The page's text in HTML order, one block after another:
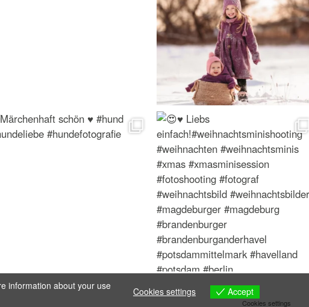
information about your use
Cookies settings Accept
Cookies settings